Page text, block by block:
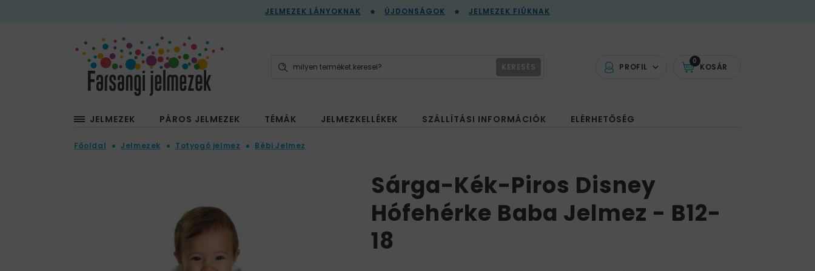
JELMEZEK LÁNYOKNAK ÚJDONSÁGOK JELMEZEK FIÚKNAK
PROFIL KOSÁR
0
KERESÉS
JELMEZEK PÁROS JELMEZEK TÉMÁK JELMEZKELLÉKEK SZÁLLÍTÁSI INFORMÁCIÓK ELÉRHETŐSÉG
Főoldal Jelmezek Totyogó jelmez Bébi Jelmez
Sárga-Kék-Piros Disney
Hófehérke Baba Jelmez - B12-
18